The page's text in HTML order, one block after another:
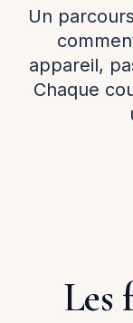
Un
appareil,
Chaque
Les